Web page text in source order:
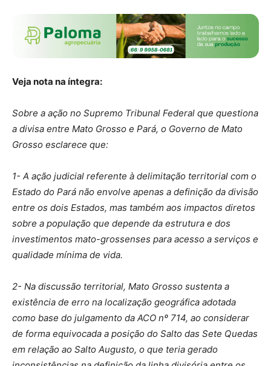
Veja nota na íntegra:
Sobre a ação no Supremo Tribunal Federal que questiona
a divisa entre Mato Grosso e Pará, o Governo de Mato
Grosso esclarece que:
1- A ação judicial referente à delimitação territorial com o
Estado do Pará não envolve apenas a definição da divisão
entre os dois Estados, mas também aos impactos diretos
sobre a população que depende da estrutura e dos
investimentos mato-grossenses para acesso a serviços e
qualidade mínima de vida.
2- Na discussão territorial, Mato Grosso sustenta a
existência de erro na localização geográfica adotada
como base do julgamento da ACO nº 714, ao considerar
de forma equivocada a posição do Salto das Sete Quedas
em relação ao Salto Augusto, o que teria gerado